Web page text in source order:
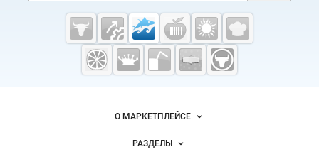
Cсылки на полезные проекты
Fishretail.ru —
рыба,
морепродукты
Важные разделы и контакты
Навигация по сайтуО МАРКЕТПЛЕЙСЕ
Новости Fishretail.ru
РАЗДЕЛЫ